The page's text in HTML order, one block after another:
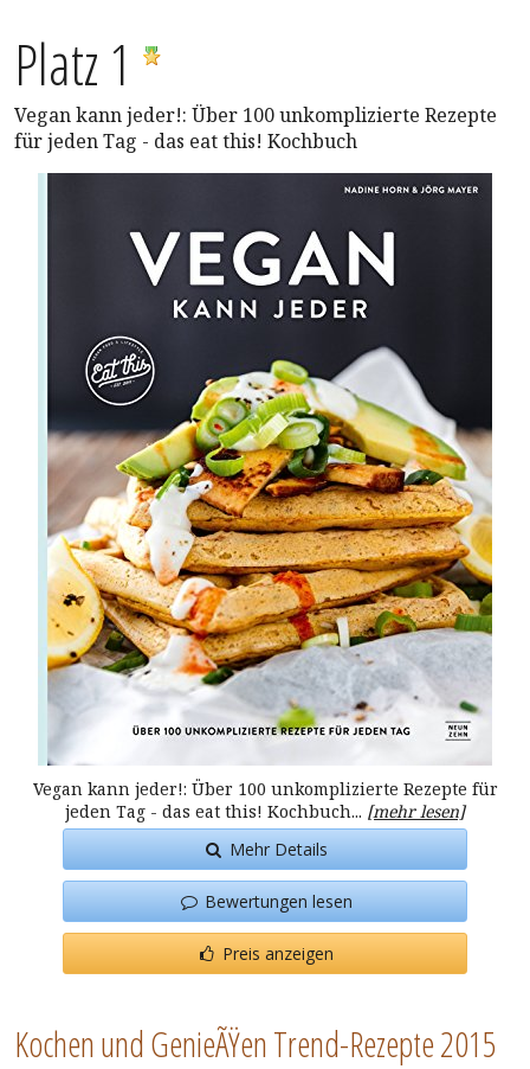
Platz 1
Vegan kann jeder!: Über 100 unkomplizierte Rezepte
für jeden Tag - das eat this! Kochbuch
Vegan kann jeder!: Über 100 unkomplizierte Rezepte für
jeden Tag - das eat this! Kochbuch... [mehr lesen]
Mehr Details
Bewertungen lesen
Preis anzeigen
Kochen und GenieÃŸen Trend-Rezepte 2015